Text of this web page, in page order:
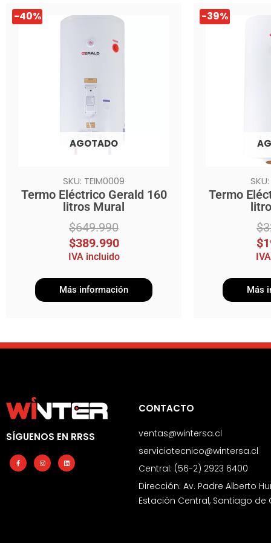
-40%
AGOTADO
SKU: TEIM0009
Termo Eléctrico Gerald 160
litros Mural
$649.990
El
precio
$389.990
El
precio
IVA incluido
Más información
-39%
Termo
$
El
precio
$
El
precio
Más
SÍGUENOS EN RRSS
Facebook-
f
InstagramLinkedin
CONTACTO
ventas@wintersa.cl
serviciotecnico@wintersa.cl
Central: (56-2) 2923 6400
Dirección: Av. Padre Alberto
Estación Central, Santiago de